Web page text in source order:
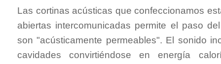
Las cortinas acústicas que confeccionamos
abiertas intercomunicadas permite el paso
son "acústicamente permeables". El sonido
cavidades convirtiéndose en energía